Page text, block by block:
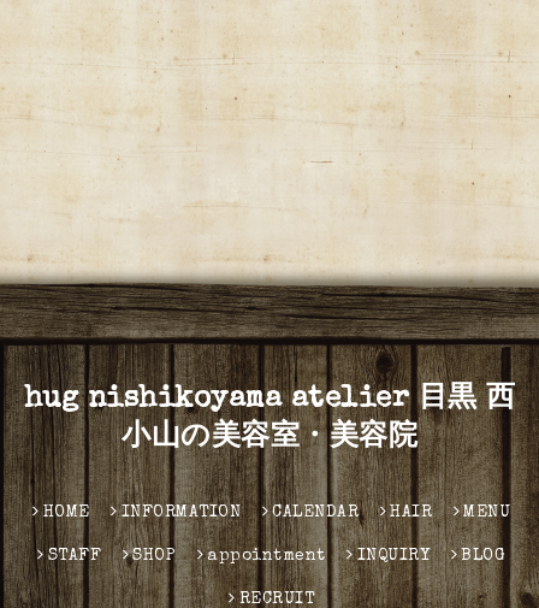
hug nishikoyama atelier 目黒 西
小山の美容室・美容院
HOME INFORMATION CALENDAR HAIR MENU
STAFF SHOP appointment INQUIRY BLOG
RECRUIT